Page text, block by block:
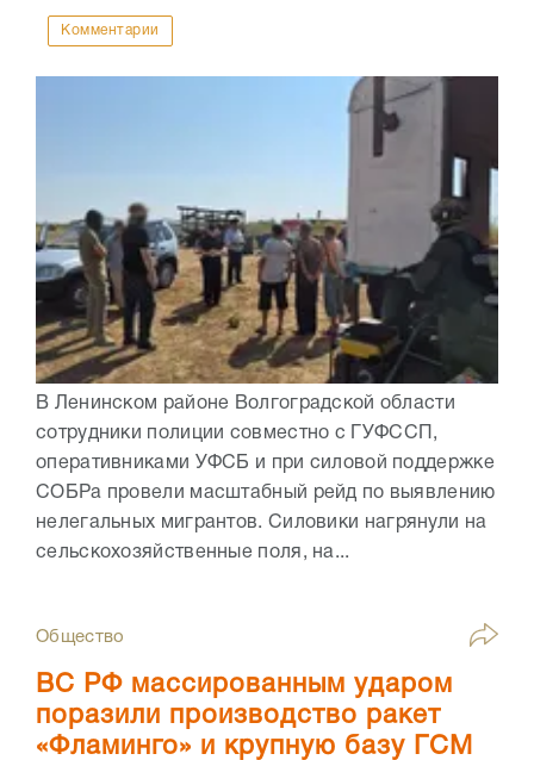
Комментарии
В Ленинском районе Волгоградской области
сотрудники полиции совместно с ГУФССП,
оперативниками УФСБ и при силовой поддержке
СОБРа провели масштабный рейд по выявлению
нелегальных мигрантов. Силовики нагрянули на
сельскохозяйственные поля, на...
Общество
ВС РФ массированным ударом
поразили производство ракет
«Фламинго» и крупную базу ГСМ